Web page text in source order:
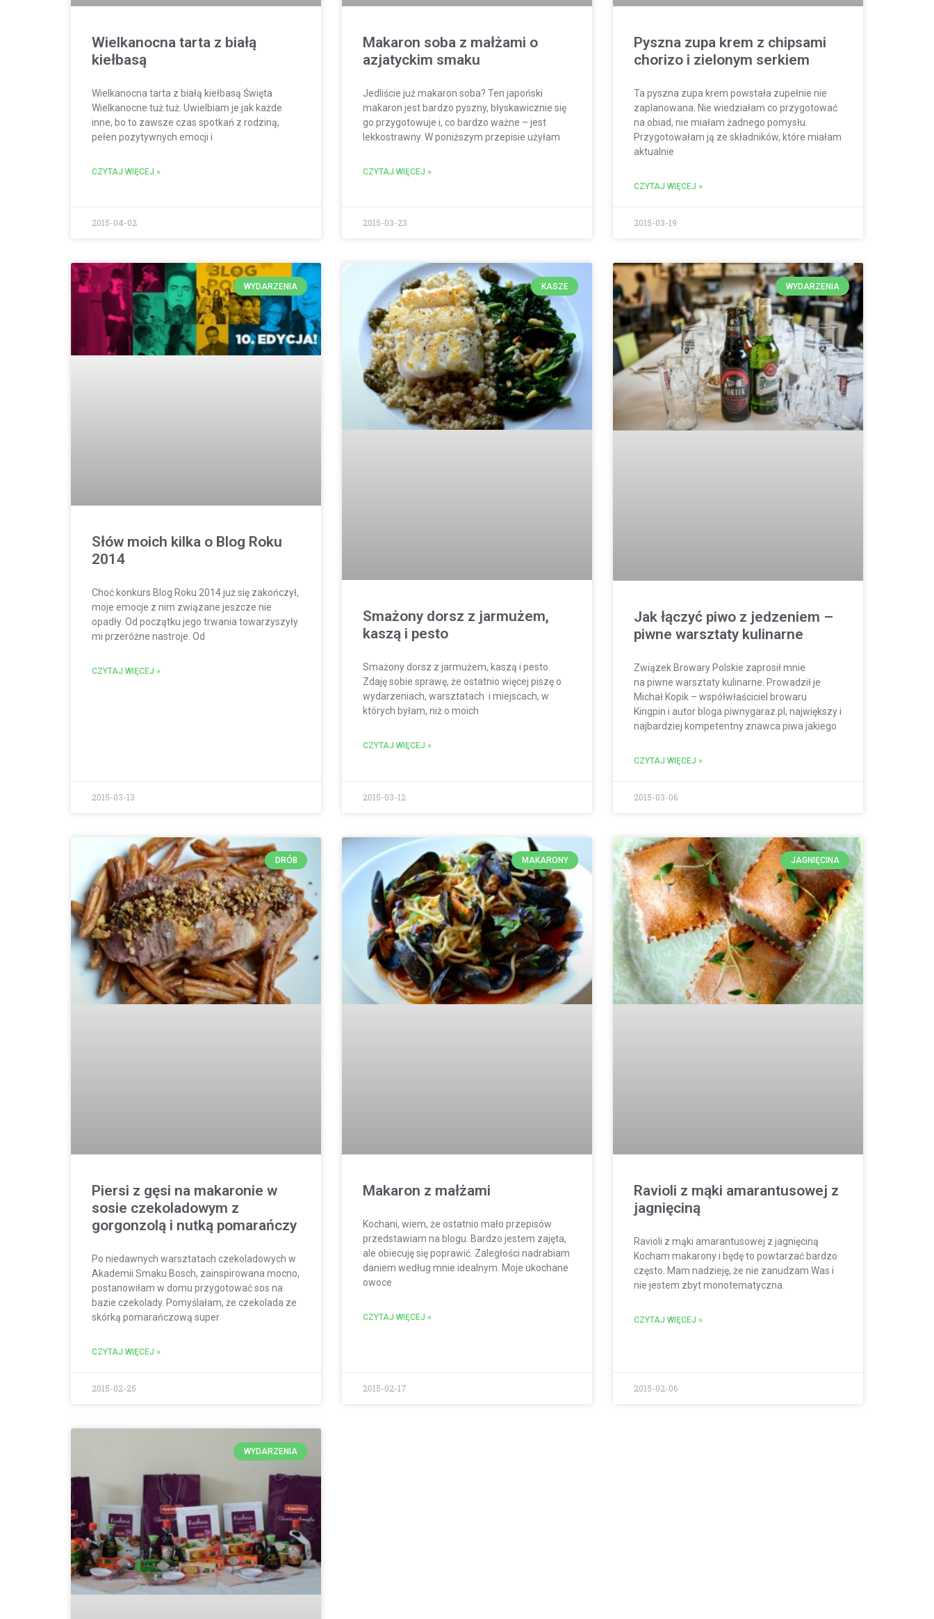
Wielkanocna tarta z białą
kiełbasą
Wielkanocna tarta z białą kiełbasą Święta
Wielkanocne tuż tuż. Uwielbiam je jak każde
inne, bo to zawsze czas spotkań z rodziną,
pełen pozytywnych emocji i
CZYTAJ WIĘCEJ »
2015-04-02
Makaron soba z małżami o
azjatyckim smaku
Jedliście już makaron soba? Ten japoński
makaron jest bardzo pyszny, błyskawicznie się
go przygotowuje i, co bardzo ważne – jest
lekkostrawny. W poniższym przepisie użyłam
CZYTAJ WIĘCEJ »
2015-03-23
Pyszna zupa krem z chipsami
chorizo i zielonym serkiem
Ta pyszna zupa krem powstała zupełnie nie
zaplanowana. Nie wiedziałam co przygotować
na obiad, nie miałam żadnego pomysłu.
Przygotowałam ją ze składników, które miałam
aktualnie
CZYTAJ WIĘCEJ »
2015-03-19
WYDARZENIA
Słów moich kilka o Blog Roku
2014
Choć konkurs Blog Roku 2014 już się zakończył,
moje emocje z nim związane jeszcze nie
opadły. Od początku jego trwania towarzyszyły
mi przeróżne nastroje. Od
CZYTAJ WIĘCEJ »
2015-03-13
KASZE
Smażony dorsz z jarmużem,
kaszą i pesto
Smażony dorsz z jarmużem, kaszą i pesto.
Zdaję sobie sprawę, że ostatnio więcej piszę o
wydarzeniach, warsztatach i miejscach, w
których byłam, niż o moich
CZYTAJ WIĘCEJ »
2015-03-12
WYDARZENIA
Jak łączyć piwo z jedzeniem –
piwne warsztaty kulinarne
Związek Browary Polskie zaprosił mnie
na piwne warsztaty kulinarne. Prowadził je
Michał Kopik – współwłaściciel browaru
Kingpin i autor bloga piwnygaraz.pl, największy i
najbardziej kompetentny znawca piwa jakiego
CZYTAJ WIĘCEJ »
2015-03-06
DRÓB
Piersi z gęsi na makaronie w
sosie czekoladowym z
gorgonzolą i nutką pomarańczy
Po niedawnych warsztatach czekoladowych w
Akademii Smaku Bosch, zainspirowana mocno,
postanowiłam w domu przygotować sos na
bazie czekolady. Pomyślałam, że czekolada ze
skórką pomarańczową super
CZYTAJ WIĘCEJ »
2015-02-25
MAKARONY
Makaron z małżami
Kochani, wiem, że ostatnio mało przepisów
przedstawiam na blogu. Bardzo jestem zajęta,
ale obiecuję się poprawić. Zaległości nadrabiam
daniem według mnie idealnym. Moje ukochane
owoce
CZYTAJ WIĘCEJ »
2015-02-17
JAGNIĘCINA
Ravioli z mąki amarantusowej z
jagnięciną
Ravioli z mąki amarantusowej z jagnięciną
Kocham makarony i będę to powtarzać bardzo
często. Mam nadzieję, że nie zanudzam Was i
nie jestem zbyt monotematyczna.
CZYTAJ WIĘCEJ »
2015-02-06
WYDARZENIA